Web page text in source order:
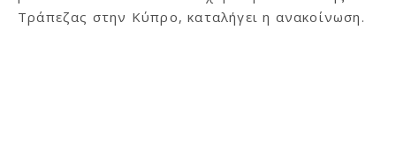
Τράπεζας στην Κύπρο, καταλήγει η ανακοίνωση.